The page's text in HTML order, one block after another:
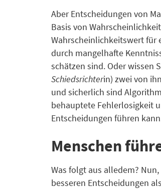
Aber Entscheidungen von
Basis von
Wahrscheinlichkeitswert für
durch mangelhafte
schätzen sind. Oder wissen
Schiedsrichterin) zwei von
und sicherlich sind
behauptete Fehlerlosigkeit
Entscheidungen führen
Menschen
Was folgt aus alledem?
besseren Entscheidungen